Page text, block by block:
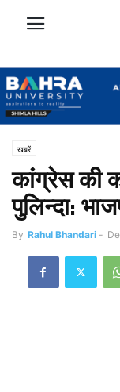
खबरें
कांग्रेस की
पुलिन्दा:
By Rahul Bhandari -